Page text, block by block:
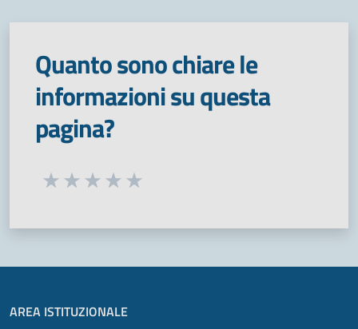
Quanto sono chiare le
informazioni su questa
pagina?
Seleziona una valutazione da 1 a 5 stelle
AREA ISTITUZIONALE